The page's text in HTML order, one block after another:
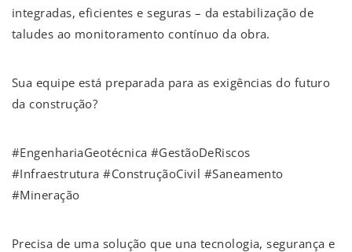
integradas, eficientes e seguras – da estabilização de
taludes ao monitoramento contínuo da obra.
Sua equipe está preparada para as exigências do futuro
da construção?
#EngenhariaGeotécnica #GestãoDeRiscos
#Infraestrutura #ConstruçãoCivil #Saneamento
#Mineração
Precisa de uma solução que una tecnologia, segurança e